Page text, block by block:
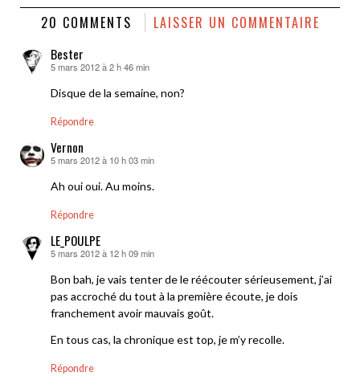
20 COMMENTS LAISSER UN COMMENTAIRE
Bester
dit :
5 mars 2012 à 2 h 46 min
Disque de la semaine, non?
Répondre
Vernon
dit :
5 mars 2012 à 10 h 03 min
Ah oui oui. Au moins.
Répondre
LE_POULPE
dit :
5 mars 2012 à 12 h 09 min
Bon bah, je vais tenter de le réécouter sérieusement, j’ai
pas accroché du tout à la première écoute, je dois
franchement avoir mauvais goût.
En tous cas, la chronique est top, je m’y recolle.
Répondre